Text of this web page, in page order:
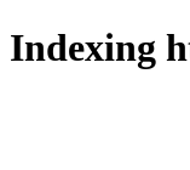
Indexing